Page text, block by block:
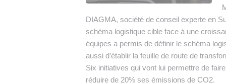
DIAGMA, société de conseil experte en
schéma logistique cible face à une
équipes a permis de définir le schéma
aussi d’établir la feuille de route de
Six initiatives qui vont lui permettre de
réduire de 20% ses émissions de CO2.